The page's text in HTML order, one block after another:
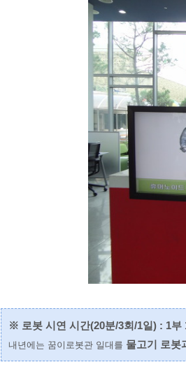
※ 로봇 시연 시간(20분/3회/1일) : 1부
내년에는 꿈이로봇관 일대를 물고기 로봇